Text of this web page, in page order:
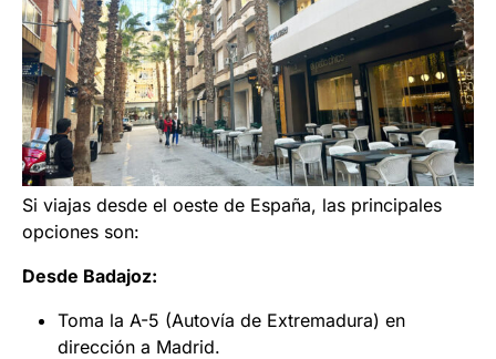
Si viajas desde el oeste de España, las principales
opciones son:
Desde Badajoz:
Toma la A-5 (Autovía de Extremadura) en
dirección a Madrid.